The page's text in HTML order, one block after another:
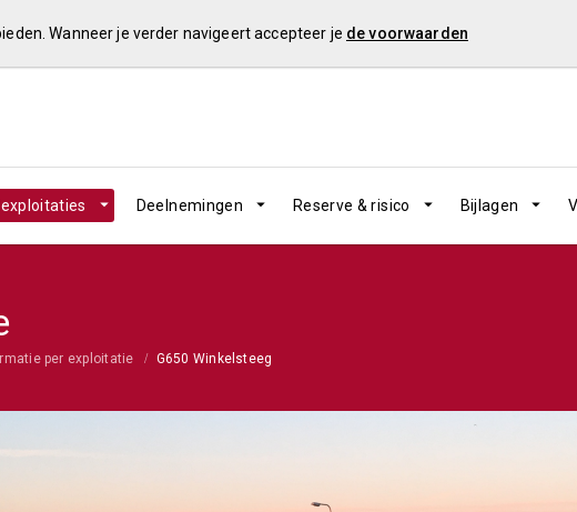
Wanneer je verder navigeert accepteer je de voorwaarden
Deelnemingen Reserve & risico Bijlagen
per exploitatie G650 Winkelsteeg